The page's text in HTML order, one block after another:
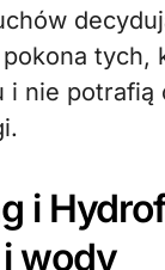
tych,
i nie
i
wody